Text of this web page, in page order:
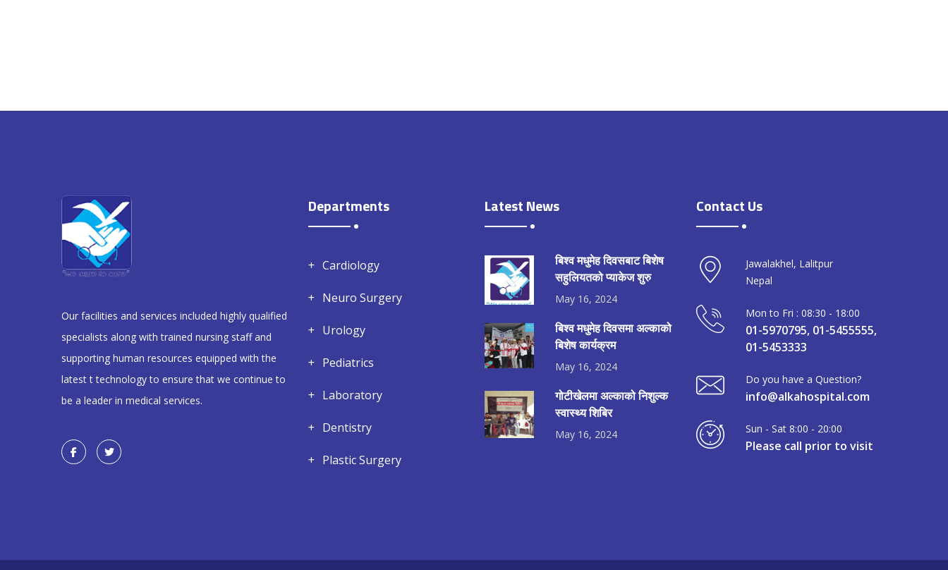
Our facilities and services included highly qualified
specialists along with trained nursing staff and
supporting human resources equipped with the
latest t technology to ensure that we continue to
be a leader in medical services.
Departments
Cardiology
Neuro Surgery
Urology
Pediatrics
Laboratory
Dentistry
Plastic Surgery
Latest News
बिश्व मधुमेह दिवसबाट बिशेष
सहुलियतको प्याकेज शुरु
May 16, 2024
बिश्व मधुमेह दिवसमा अल्काको
बिशेष कार्यक्रम
May 16, 2024
गोटीखेलमा अल्काको निशुल्क
स्वास्थ्य शिबिर
May 16, 2024
Contact Us
Jawalakhel, Lalitpur
Nepal
Mon to Fri : 08:30 - 18:00
01-5970795, 01-5455555,
01-5453333
Do you have a Question?
info@alkahospital.com
Sun - Sat 8:00 - 20:00
Please call prior to visit